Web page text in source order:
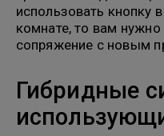
использовать кнопку
комнате, то вам
сопряжение с новым
Гибридные